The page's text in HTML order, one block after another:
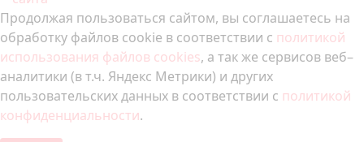
Продолжая пользоваться сайтом, вы соглашаетесь на
обработку файлов cookie в соответствии с политикой
использования файлов cookies, а так же сервисов веб–
аналитики (в т.ч. Яндекс Метрики) и других
пользовательских данных в соответствии с политикой
конфиденциальности.